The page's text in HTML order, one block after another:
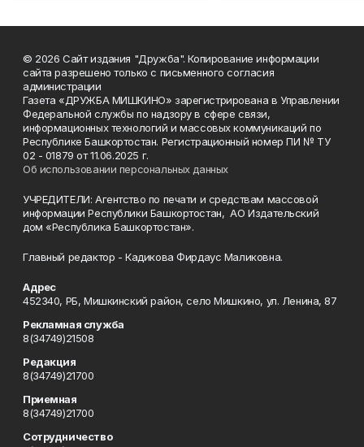
© 2026 Сайт издания "Дружба". Копирование информации
сайта разрешено только с письменного согласия
администрации
Газета «ДРУЖБА МИШКИНО» зарегистрирована в Управлении
Федеральной службы по надзору в сфере связи,
информационных технологий и массовых коммуникаций по
Республике Башкортостан. Регистрационный номер ПИ № ТУ
02 - 01879 от 11.06.2025 г.
Об использовании персональных данных
УЧРЕДИТЕЛИ: Агентство по печати и средствам массовой
информации Республики Башкортостан, АО Издательский
дом «Республика Башкортостан».
Главный редактор - Кадикова Фирдаус Маликовна.
Адрес
452340, РБ, Мишкинский район, село Мишкино, ул. Ленина, 87
Рекламная служба
8(34749)21508
Редакция
8(34749)21700
Приемная
8(34749)21700
Сотрудничество